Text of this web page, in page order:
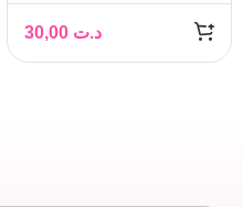
د.ت